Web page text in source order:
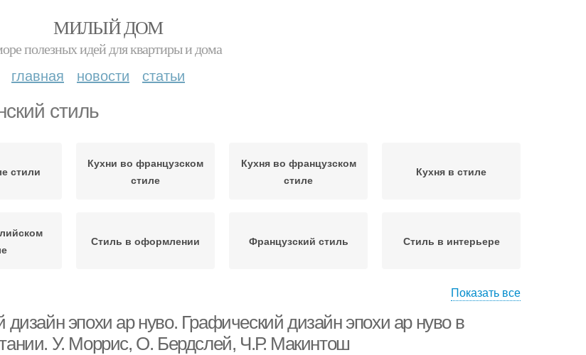
МИЛЫЙ ДОМ
полезных идей для квартиры и дома
главная новости статьи
стиль
стили
Кухни во французском
стиле
Кухня во французском
стиле
Кухня в стиле
Стиль в оформлении Французский стиль Стиль в интерьере
Показать все
дизайн эпохи ар нуво. Графический дизайн эпохи ар нуво в
У. Моррис, О. Бердслей, Ч.Р. Макинтош